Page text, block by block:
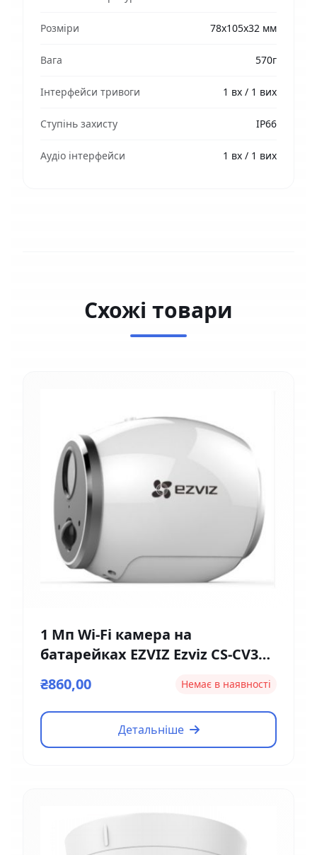
Розміри 78х105х32 мм
Вага 570г
Інтерфейси тривоги 1 вх / 1 вих
Ступінь захисту IP66
Аудіо інтерфейси 1 вх / 1 вих
Схожі товари
1 Мп Wi-Fi камера на
батарейках EZVIZ Ezviz CS-CV316
₴860,00 Немає в наявності
Детальніше